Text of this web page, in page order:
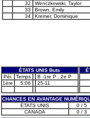
32
Wenczkowski, Taylor
33
Brown, Emily
34
Kremer, Dominique
ÉTATS UNIS Buts
Pér.
Temps
B -1re P . 2e P
1ère
5:06 25-11
CHANCES EN AVANTAGE
ÉTATS UNIS
0 / 5
CANADA
0 / 3